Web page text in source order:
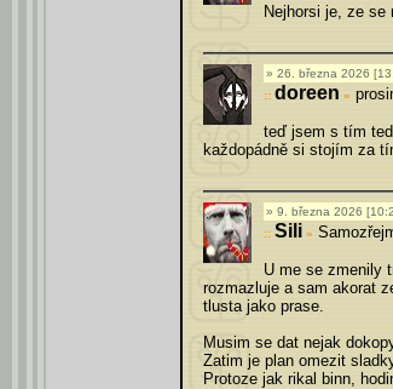
Nejhorsi je, ze se
26. března 2026
doreen »
teď jsem s tím
každopádně si stojím za
9. března 2026
Sili »
U me se zmenily
rozmazluje a sam akorat
tlusta jako prase.
Musim se dat nejak
Zatim je plan omezit
Protoze jak rikal binn,